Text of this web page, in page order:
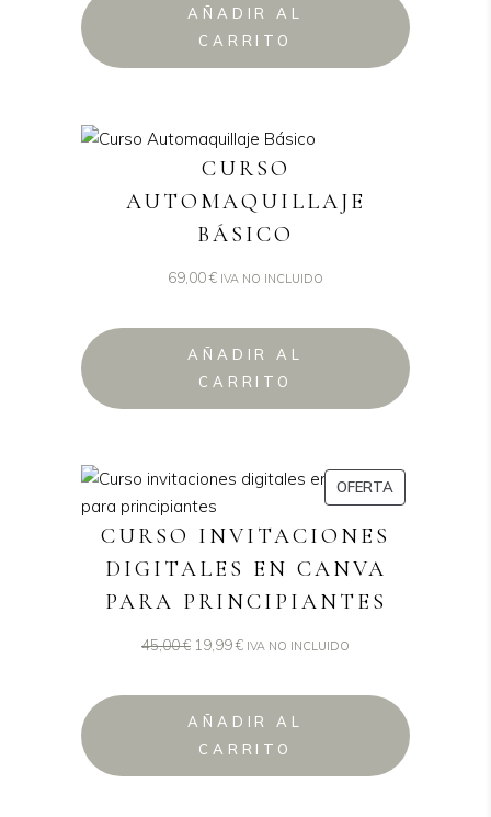
AÑADIR AL
CARRITO
CURSO
AUTOMAQUILLAJE
BÁSICO
69,00€ IVA NO INCLUIDO
AÑADIR AL
CARRITO
OFERTA
CURSO INVITACIONES
DIGITALES EN CANVA
PARA PRINCIPIANTES
45,00€ El
original
era:
45,00 €.
19,99€El
actual
es:
19,99 €.
IVA NO INCLUIDO
AÑADIR AL
CARRITO